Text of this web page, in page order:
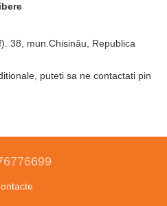
38, mun.Chisinău, Republica
puteti sa ne contactati pin